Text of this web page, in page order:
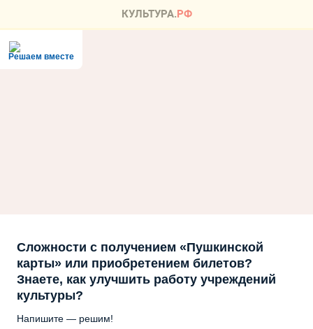
Решаем вместе
Сложности с получением «Пушкинской
карты» или приобретением билетов?
Знаете, как улучшить работу учреждений
культуры?
Напишите — решим!